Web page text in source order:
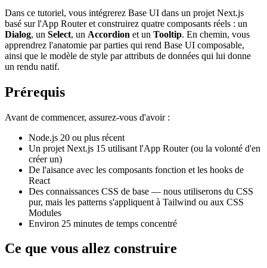
Dans ce tutoriel, vous intégrerez Base UI dans un projet Next.js
basé sur l'App Router et construirez quatre composants réels : un
Dialog, un Select, un Accordion et un Tooltip. En chemin, vous
apprendrez l'anatomie par parties qui rend Base UI composable,
ainsi que le modèle de style par attributs de données qui lui donne
un rendu natif.
Prérequis
Avant de commencer, assurez-vous d'avoir :
Node.js 20 ou plus récent
Un projet Next.js 15 utilisant l'App Router (ou la volonté d'en
créer un)
De l'aisance avec les composants fonction et les hooks de
React
Des connaissances CSS de base — nous utiliserons du CSS
pur, mais les patterns s'appliquent à Tailwind ou aux CSS
Modules
Environ 25 minutes de temps concentré
Ce que vous allez construire